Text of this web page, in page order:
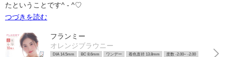
たということです^ - ^♡
つづきを読む
フランミー
オレンジブラウニー
DIA 14.5mm BC 8.6mm ワンデー 着色直径 13.8mm 度数 -2.00~ -2.00